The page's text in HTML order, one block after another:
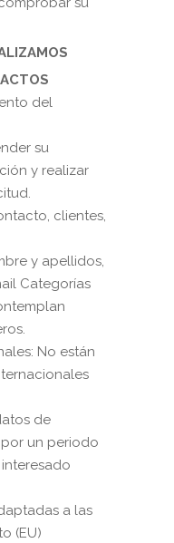
del
su
y realizar
clientes,
y apellidos,
Categorías
No están
de
un periodo
a las
(EU)